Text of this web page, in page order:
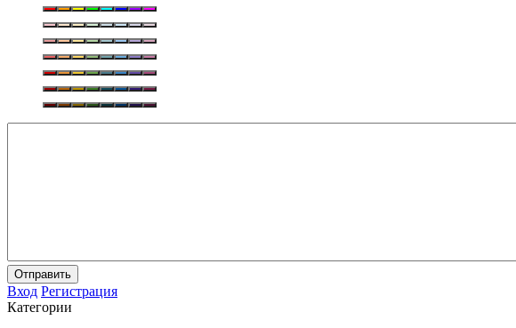
Отправить
Вход Регистрация
Категории